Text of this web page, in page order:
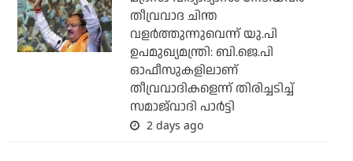
തീവ്രവാദ ചിന്ത
വളര്‍ത്തുന്നുവെന്ന് യു.പി
ഉപമുഖ്യമന്ത്രി: ബി.ജെ.പി
ഓഫീസുകളിലാണ്
തീവ്രവാദികളെന്ന് തിരിച്ചടിച്ച്
സമാജ്‌വാദി പാര്‍ട്ടി
2 days ago